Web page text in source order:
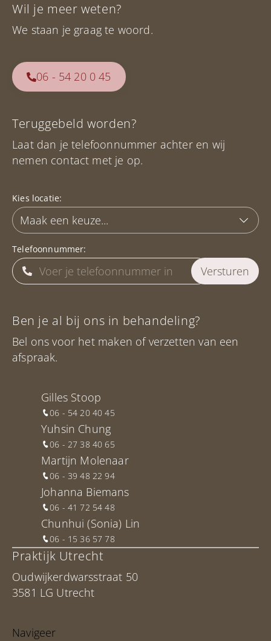
Wil je meer weten?
We staan je graag te woord.
06 - 54 20 0 45
Teruggebeld worden?
Laat dan je telefoonnummer achter en wij
nemen contact met je op.
Kies locatie:
Telefoonnummer:
Ben je al bij ons in behandeling?
Bel ons voor het maken of verzetten van een
afspraak.
Gilles Stoop
06 - 54 20 40 45
Yuhsin Chung
06 - 27 38 40 65
Martijn Molenaar
06 - 39 48 22 94
Johanna Biemans
06 - 41 72 54 48
Chunhui (Sonia) Lin
06 - 15 36 57 78
Praktijk Utrecht
Oudwijkerdwarsstraat 50
3581 LG Utrecht
Navigeer